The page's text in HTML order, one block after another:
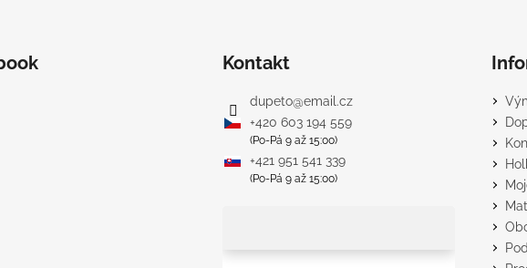
Kontakt
dupeto@email.cz
+420 603 194 559
(Po-Pá 9 až 15:00)
+421 951 541 339
(Po-Pá 9 až 15:00)